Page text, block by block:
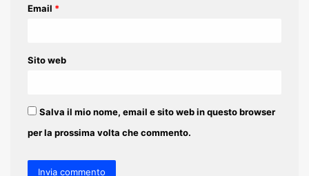
Email *
Sito web
Salva il mio nome, email e sito web in questo browser
per la prossima volta che commento.